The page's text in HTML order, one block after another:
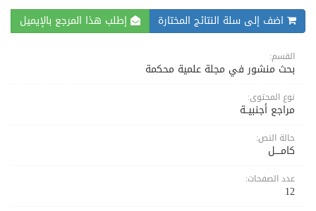
اضف إلى سلة النتائج المختارة إطلب هذا المرجع بالإيميل
القسم:
بحث منشور في مجلة علمية محكمة
نوع المحتوى:
مراجع أجنبيــة
حالة النص:
كامــــل
عدد الصفحات:
12